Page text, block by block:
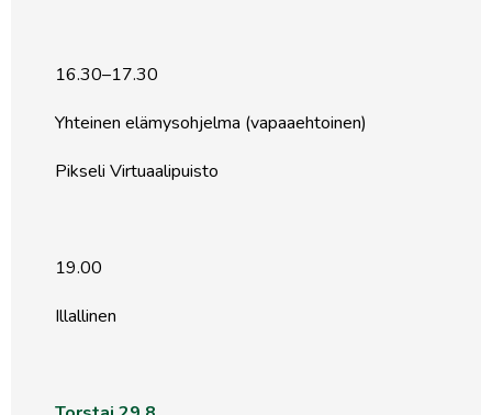
16.30–17.30
Yhteinen elämysohjelma (vapaaehtoinen)
Pikseli Virtuaalipuisto
19.00
Illallinen